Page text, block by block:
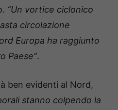
“Un vortice ciclonico
circolazione
Europa ha raggiunto
Paese”.
ben evidenti al Nord,
stanno colpendo la